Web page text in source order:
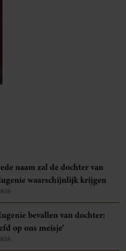
naam zal de dochter van
waarschijnlijk krijgen
bevallen van dochter:
op ons meisje’